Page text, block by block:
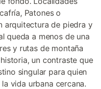
Patones o
arquitectura de piedra y
queda a menos de una
y rutas de montaña
un contraste que
singular para quien
vida urbana cercana.